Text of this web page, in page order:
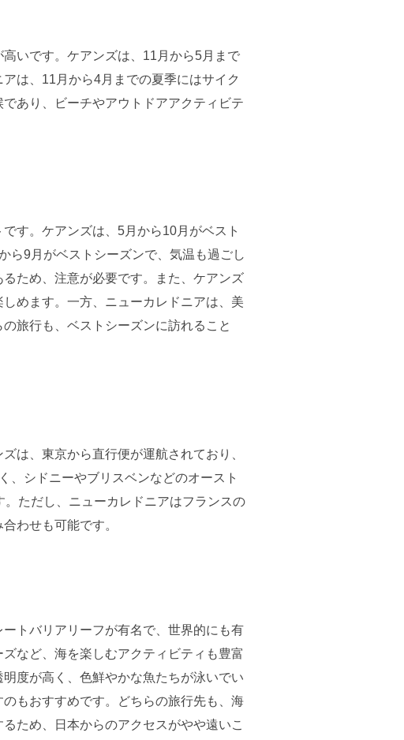
いです。ケアンズは、11月から5月まで
は、11月から4月までの夏季にはサイク
あり、ビーチやアウトドアアクティビテ
す。ケアンズは、5月から10月がベスト
ら9月がベストシーズンで、気温も過ごし
ため、注意が必要です。また、ケアンズ
めます。一方、ニューカレドニアは、美
旅行も、ベストシーズンに訪れること
は、東京から直行便が運航されており、
、シドニーやブリスベンなどのオースト
ただし、ニューカレドニアはフランスの
わせも可能です。
トバリアリーフが有名で、世界的にも有
など、海を楽しむアクティビティも豊富
度が高く、色鮮やかな魚たちが泳いでい
もおすすめです。どちらの旅行先も、海
ため、日本からのアクセスがやや遠いこ